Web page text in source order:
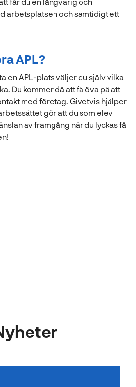
arbetsplatsen och samtidigt ett
APL?
en APL-plats väljer du själv vilka
Du kommer då att få öva på att
med företag. Givetvis hjälper
gör att du som elev
av framgång när du lyckas få